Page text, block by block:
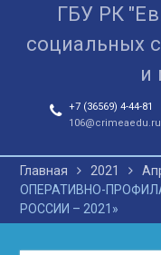
ГБУ РК
социальных
и
+7 (36569) 4-44-81
106@crimeaedu.ru
Главная 2021
ОПЕРАТИВНО-
РОССИИ – 2021»